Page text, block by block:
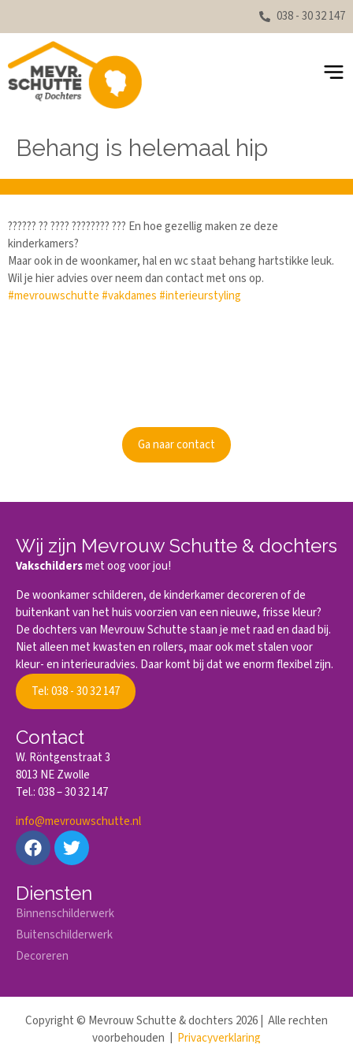
038 - 30 32 147
Behang is helemaal hip
?????? ?? ???? ???????? ??? En hoe gezellig maken ze deze
kinderkamers?
Maar ook in de woonkamer, hal en wc staat behang hartstikke leuk.
Wil je hier advies over neem dan contact met ons op.
#mevrouwschutte #vakdames #interieurstyling
Ga naar contact
Wij zijn Mevrouw Schutte & dochters
Vakschildersmet oog voor jou!
De woonkamer schilderen, de kinderkamer decoreren of de
buitenkant van het huis voorzien van een nieuwe, frisse kleur?
De dochters van Mevrouw Schutte staan je met raad en daad bij.
Niet alleen met kwasten en rollers, maar ook met stalen voor
kleur- en interieuradvies. Daar komt bij dat we enorm flexibel zijn.
Tel: 038 - 30 32 147
Contact
W. Röntgenstraat 3
8013 NE Zwolle
Tel.: 038 – 30 32 147
info@mevrouwschutte.nl
Diensten
Binnenschilderwerk
Buitenschilderwerk
Decoreren
Copyright © Mevrouw Schutte & dochters 2026 | Alle rechten
voorbehouden | Privacyverklaring